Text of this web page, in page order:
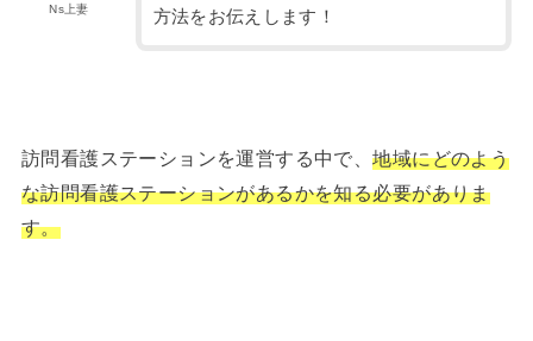
Ns上妻
方法をお伝えします！
訪問看護ステーションを運営する中で、地域にどのよう
な訪問看護ステーションがあるかを知る必要がありま
す。